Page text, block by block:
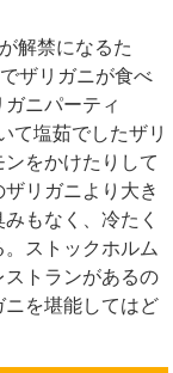
解禁になるた
ザリガニが食べ
ニパーティ
て塩茹でしたザリ
をかけたりして
リガニより大き
もなく、冷たく
ストックホルム
トランがあるの
を堪能してはど